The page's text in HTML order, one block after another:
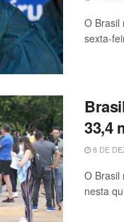
O Brasil
sexta-
33,4
8 DE
O Brasil
nesta